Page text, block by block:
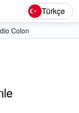
Türkçe
Colon